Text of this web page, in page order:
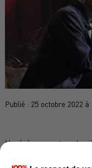
Publié : 25 octobre 2022
Un évènement
l’hôtel Palladia de